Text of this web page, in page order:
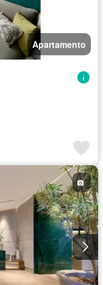
Apartamento